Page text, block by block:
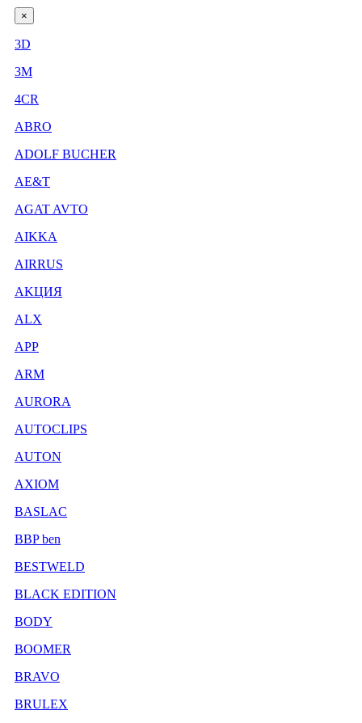
×
3D
3М
4CR
ABRO
ADOLF BUCHER
AE&T
AGAT AVTO
AIKKA
AIRRUS
AKЦИЯ
ALX
APP
ARM
AURORA
AUTOCLIPS
AUTON
AXIOM
BASLAC
BBP ben
BESTWELD
BLACK EDITION
BODY
BOOMER
BRAVO
BRULEX